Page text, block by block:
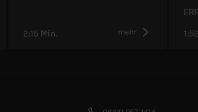
mehr
2:15 Min.